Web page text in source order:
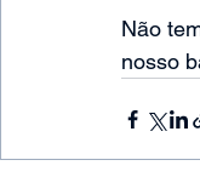
Não
nosso